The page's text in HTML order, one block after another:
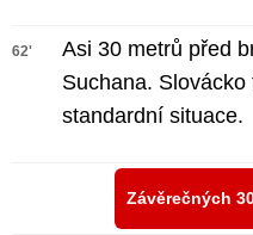
62'
Asi 30 metrů před
Suchana.
standardní situace.
Závěrečných